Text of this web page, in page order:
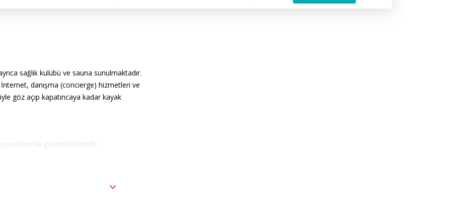
sağlık kulübü ve sauna sunulmaktadır.
danışma (concierge) hizmetleri ve
göz açıp kapatıncaya kadar kayak
gösterilmektedir.